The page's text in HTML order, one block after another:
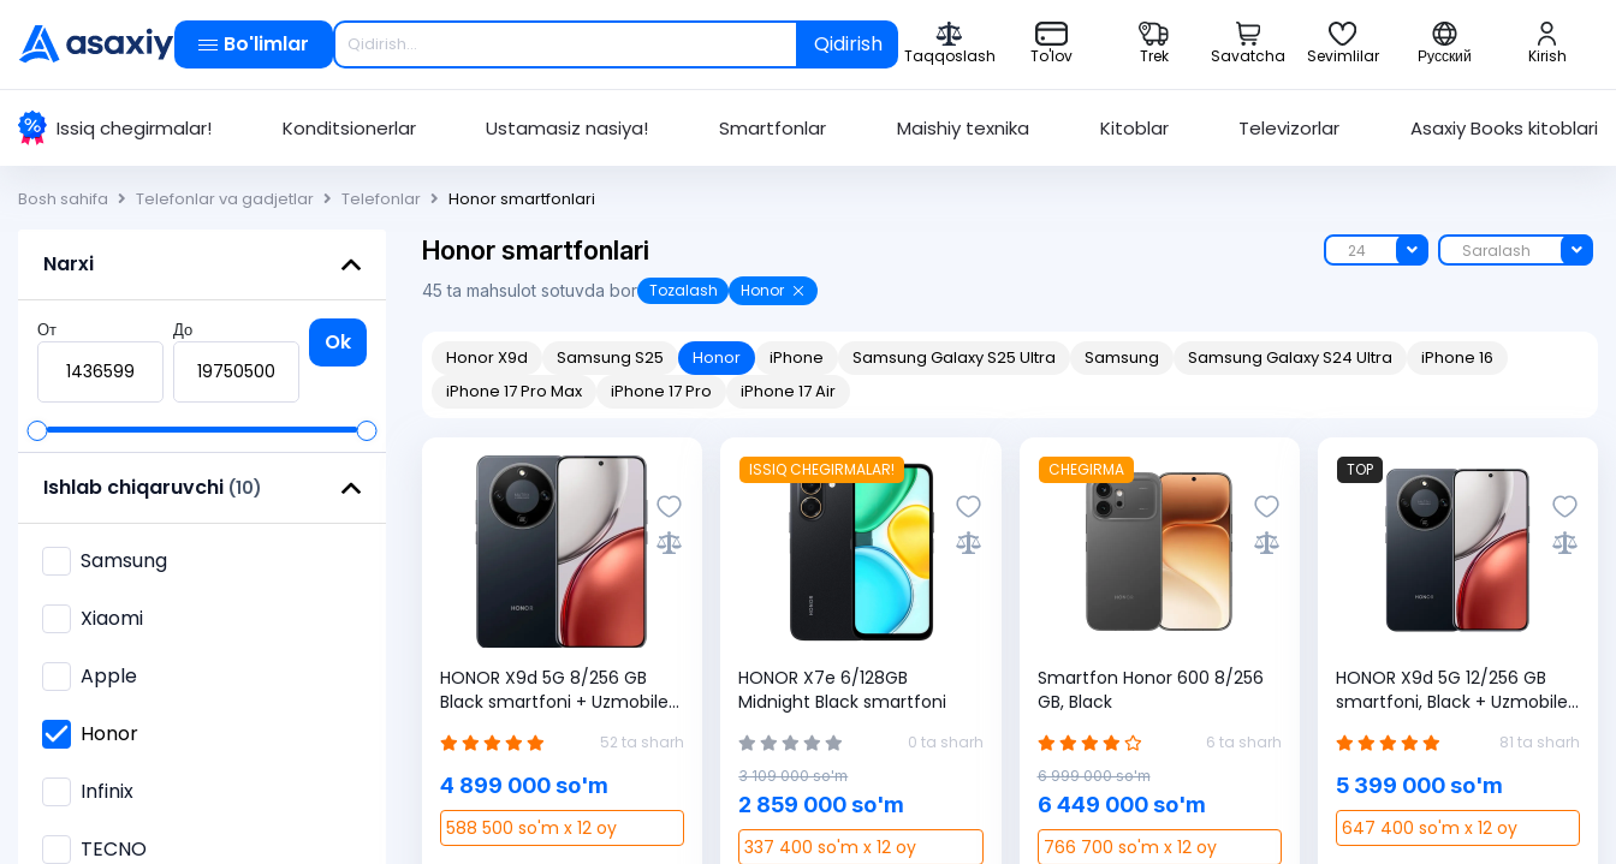
Bo'limlar Qidirish Taqqoslash To'lov Trek Savatcha Sevimlilar Русский Kirish
Issiq chegirmalar! Konditsionerlar Ustamasiz nasiya! Smartfonlar Maishiy texnika Kitoblar Televizorlar Asaxiy Books kitoblari
Bosh sahifa Telefonlar va gadjetlar Telefonlar Honor smartfonlari
Narxi
От До Ok
Ishlab chiqaruvchi (10)
Samsung
Xiaomi
Apple
Honor
Infinix
TECNO
Honor smartfonlari 24
Saralash
45 ta mahsulot sotuvda bor Tozalash Honor
Honor X9d Samsung S25 Honor iPhone Samsung Galaxy S25 Ultra Samsung Samsung Galaxy S24 Ultra
iPhone 16
iPhone 17 Pro Max
iPhone 17 Pro iPhone 17 Air
HONOR X9d 5G 8/256 GB
Black smartfoni + Uzmobile
GB bonus)
52 ta sharh
4 899 000 so'm
588 500 so'm x 12 oy
ISSIQ CHEGIRMALAR!
HONOR X7e 6/128GB
Midnight Black smartfoni
0 ta sharh
3 109 000 so'm
2 859 000 so'm
337 400 so'm x 12 oy
CHEGIRMA
Smartfon Honor 600 8/256
GB, Black
6 ta sharh
6 999 000 so'm
6 449 000 so'm
766 700 so'm x 12 oy
TOP
HONOR X9d 5G 12/256 GB
smartfoni, Black + Uzmobile
GB bonus)
81 ta sharh
5 399 000 so'm
647 400 so'm x 12 oy